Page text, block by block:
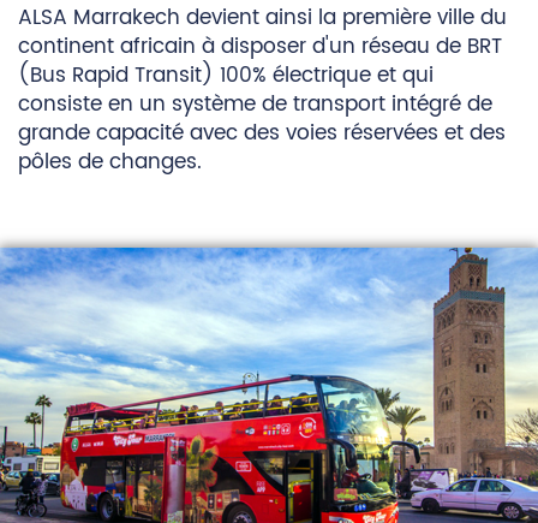
ALSA Marrakech devient ainsi la première ville du
continent africain à disposer d'un réseau de BRT
(Bus Rapid Transit) 100% électrique et qui
consiste en un système de transport intégré de
grande capacité avec des voies réservées et des
pôles de changes.